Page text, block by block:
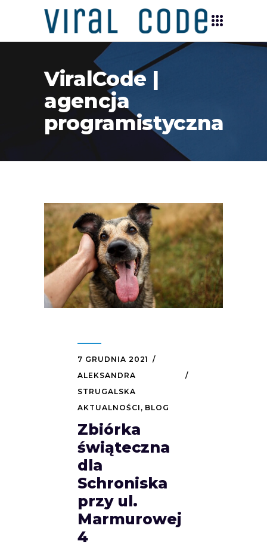
ViralCode |
agencja
programistyczna
7 GRUDNIA 2021
ALEKSANDRA
STRUGALSKA
AKTUALNOŚCI , BLOG
Zbiórka
świąteczna
dla
Schroniska
przy ul.
Marmurowej
4